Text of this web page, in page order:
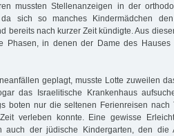
mussten Stellenanzeigen in der
sich so manches Kindermädchen
bereits nach kurzer Zeit kündigte. Aus
Phasen, in denen der Dame des
geplagt, musste Lotte zuweilen
das Israelitische Krankenhaus
boten nur die seltenen Ferienreisen nach
verleben konnte. Eine gewisse
auch der jüdische Kindergarten, den